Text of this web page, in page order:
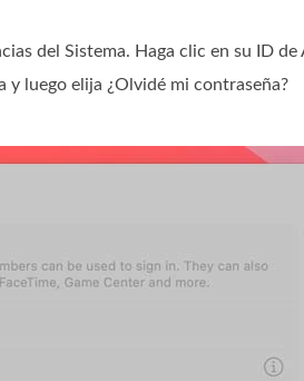
del Sistema. Haga clic en su ID de
y luego elija ¿Olvidé mi contraseña?